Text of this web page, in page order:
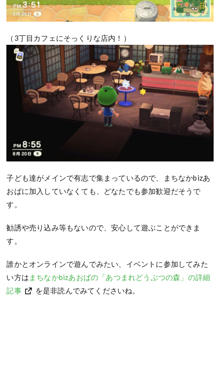
（3丁目カフェにそっくりな店内！）
子ども達がメインで有志で集まっているので、まちなかbizあ
おばに加入していなくても、どなたでも参加歓迎だそうで
す。
勧誘や売り込み等もないので、安心して遊ぶことができま
す。
誰かとオンラインで遊んでみたい、イベントに参加してみた
い方は まちなかbizあおばの「あつまれどうぶつの森」の詳細
記事
を是非読んでみてくださいね。